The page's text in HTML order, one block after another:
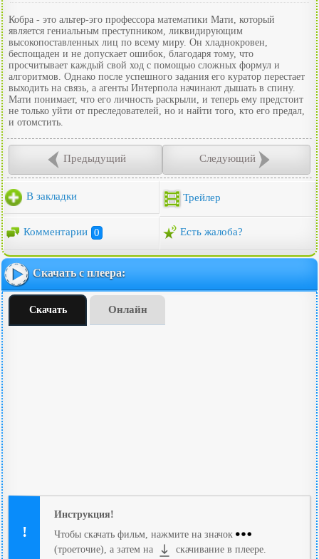
Кобра - это альтер-эго профессора математики Мати, который
является гениальным преступником, ликвидирующим
высокопоставленных лиц по всему миру. Он хладнокровен,
беспощаден и не допускает ошибок, благодаря тому, что
просчитывает каждый свой ход с помощью сложных формул и
алгоритмов. Однако после успешного задания его куратор перестает
выходить на связь, а агенты Интерпола начинают дышать в спину.
Мати понимает, что его личность раскрыли, и теперь ему предстоит
не только уйти от преследователей, но и найти того, кто его предал,
и отомстить.
Предыдущий Следующий
В закладки Трейлер
Комментарии 0 Есть жалоба?
Скачать с плеера:
Скачать Онлайн
Инструкция!
Чтобы скачать фильм, нажмите на значок
(троеточие), а затем на
скачивание в плеере.